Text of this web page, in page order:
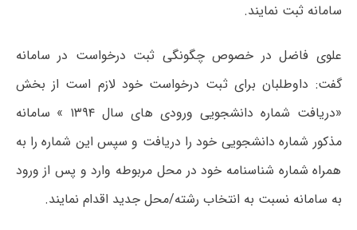
سامانه ثبت نمایند.
علوی فاضل در خصوص چگونگی ثبت درخواست در سامانه
گفت: داوطلبان برای ثبت درخواست خود لازم است از بخش
«دریافت شماره دانشجویی ورودی های سال ۱۳۹۴ » سامانه
مذکور شماره دانشجویی خود را دریافت و سپس این شماره را به
همراه شماره شناسنامه خود در محل مربوطه وارد و پس از ورود
به سامانه نسبت به انتخاب رشته/محل جدید اقدام نمایند.